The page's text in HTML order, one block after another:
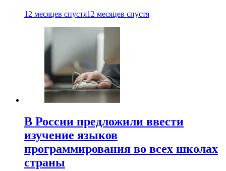
12 месяцев спустя12 месяцев спустя
В России предложили ввести
изучение языков
программирования во всех школах
страны